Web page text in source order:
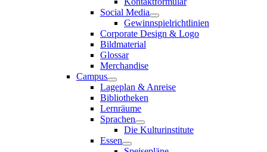
Social Media
Gewinnspielrichtlinien
Corporate Design & Logo
Bildmaterial
Glossar
Merchandise
Campus
Lageplan & Anreise
Bibliotheken
Lernräume
Sprachen
Die Kulturinstitute
Essen